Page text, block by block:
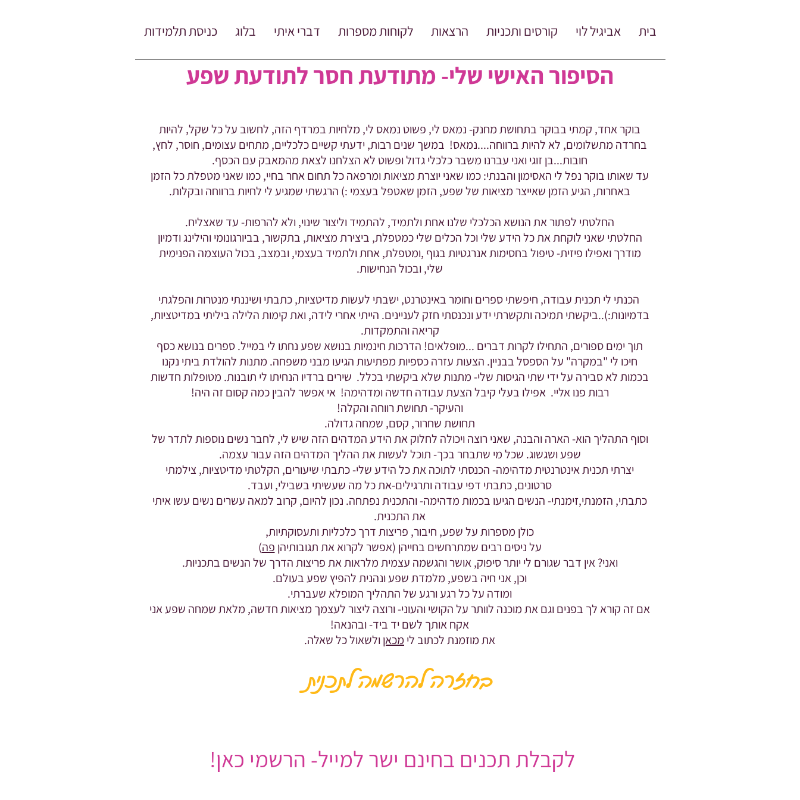
בית אביגיל לוי קורסים ותכניות הרצאות לקוחות מספרות דברי איתי בלוג כניסת תלמידות
הסיפור האישי שלי- מתודעת חסר לתודעת שפע
בוקר אחד, קמתי בבוקר בתחושת מחנק- נמאס לי, פשוט נמאס לי, מלחיות במרדף הזה, לחשוב על כל שקל, להיות
בחרדה מתשלומים, לא להיות ברווחה....נמאס! במשך שנים רבות, ידעתי קשיים כלכליים, מתחים עצומים, חוסר, לחץ,
חובות...בן זוגי ואני עברנו משבר כלכלי גדול ופשוט לא הצלחנו לצאת מהמאבק עם הכסף.
עד שאותו בוקר נפל לי האסימון והבנתי: כמו שאני יוצרת מציאות ומרפאה כל תחום אחר בחיי, כמו שאני מטפלת כל הזמן
באחרות, הגיע הזמן שאייצר מציאות של שפע, הזמן שאטפל בעצמי :) הרגשתי שמגיע לי לחיות ברווחה ובקלות.
החלטתי לפתור את הנושא הכלכלי שלנו אחת ולתמיד, להתמיד וליצור שינוי, ולא להרפות- עד שאצליח.
החלטתי שאני לוקחת את כל הידע שלי וכל הכלים שלי כמטפלת, ביצירת מציאות, בתקשור, בביורגונומי והילינג ודמיון
מודרך ואפילו פיזית- טיפול בחסימות אנרגטיות בגוף ,ומטפלת, אחת ולתמיד בעצמי, ובמצב, בכול העוצמה הפנימית
שלי, ובכול הנחישות.
הכנתי לי תכנית עבודה, חיפשתי ספרים וחומר באינטרנט, ישבתי לעשות מדיטציות, כתבתי ושיננתי מנטרות והפלגתי
בדמיונות:)..ביקשתי תמיכה ותקשרתי ידע ונכנסתי חזק לעניינים. הייתי אחרי לידה, ואת קימות הלילה ביליתי במדיטציות,
קריאה והתמקדות.
תוך ימים ספורים, התחילו לקרות דברים ...מופלאים! הדרכות חינמיות בנושא שפע נחתו לי במייל. ספרים בנושא כסף
חיכו לי "במקרה" על הספסל בבניין. הצעות עזרה כספיות מפתיעות הגיעו מבני משפחה. מתנות להולדת ביתי נקנו
בכמות לא סבירה על ידי שתי הגיסות שלי- מתנות שלא ביקשתי בכלל. שירים ברדיו הנחיתו לי תובנות. מטופלות חדשות
רבות פנו אליי. אפילו בעלי קיבל הצעת עבודה חדשה ומדהימה! אי אפשר להבין כמה קסום זה היה!
והעיקר- תחושת רווחה והקלה!
תחושת שחרור, קסם, שמחה גדולה.
וסוף התהליך הוא- הארה והבנה, שאני רוצה ויכולה לחלוק את הידע המדהים הזה שיש לי, לחבר נשים נוספות לתדר של
שפע ושגשוג. שכל מי שתבחר בכך- תוכל לעשות את ההליך המדהים הזה עבור עצמה.
יצרתי תכנית אינטרנטית מדהימה- הכנסתי לתוכה את כל הידע שלי- כתבתי שיעורים, הקלטתי מדיטציות, צילמתי
סרטונים, כתבתי דפי עבודה ותרגילים-את כל מה שעשיתי בשבילי, ועבד.
כתבתי, הזמנתי,זימנתי- הנשים הגיעו בכמות מדהימה- והתכנית נפתחה. נכון להיום, קרוב למאה עשרים נשים עשו איתי
את התכנית.
כולן מספרות על שפע, חיבור, פריצות דרך כלכליות ותעסוקתיות,
על ניסים רבים שמתרחשים בחייהן (אפשר לקרוא את תגובותיהן פה)
ואני? אין דבר שגורם לי יותר סיפוק, אושר והגשמה עצמית מלראות את פריצות הדרך של הנשים בתכניות.
וכן, אני חיה בשפע, מלמדת שפע ונהנית להפיץ שפע בעולם.
ומודה על כל רגע ורגע של התהליך המופלא שעברתי.
אם זה קורא לך בפנים וגם את מוכנה לוותר על הקושי והעוני- ורוצה ליצור לעצמך מציאות חדשה, מלאת שמחה שפע אני
אקח אותך לשם יד ביד- ובהנאה!
את מוזמנת לכתוב לי מכאן ולשאול כל שאלה.
בחזרה להרשמה לתכנית
לקבלת תכנים בחינם ישר למייל- הרשמי כאן!